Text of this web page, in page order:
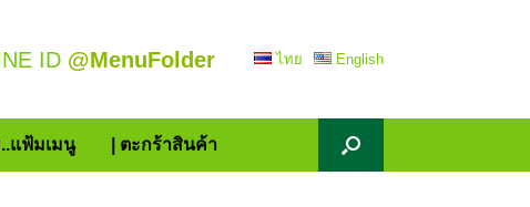
ID @MenuFolder ไทย English
แฟ้มเมนู | ตะกร้าสินค้า